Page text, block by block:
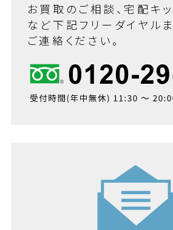
お買取のご相談、宅配キ
など下記フリーダイヤル
ご連絡ください。